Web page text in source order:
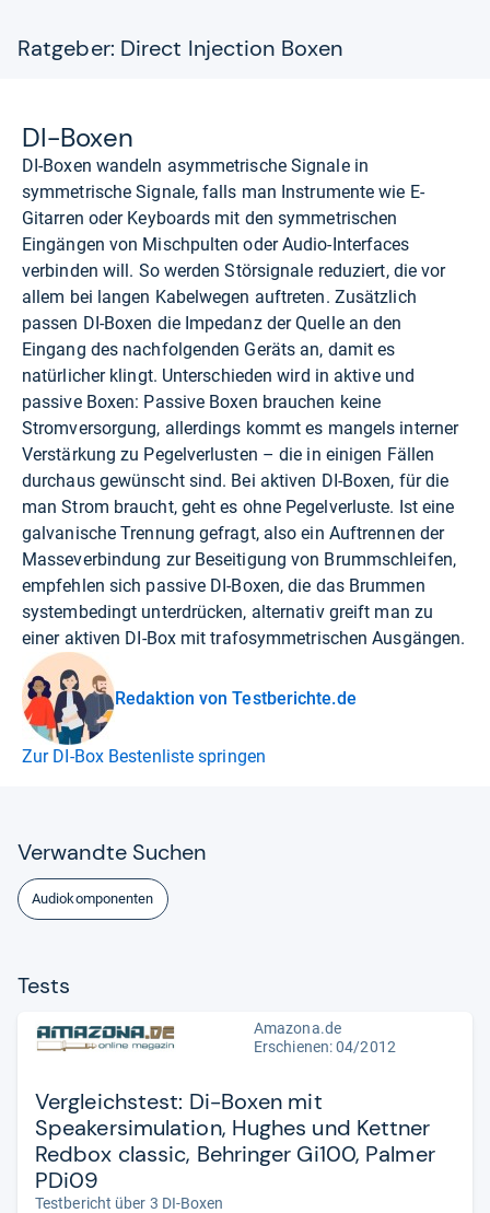
Ratgeber: Direct Injection Boxen
DI-​Boxen
DI-Boxen wandeln asymmetrische Signale in
symmetrische Signale, falls man Instrumente wie E-
Gitarren oder Keyboards mit den symmetrischen
Eingängen von Mischpulten oder Audio-Interfaces
verbinden will. So werden Störsignale reduziert, die vor
allem bei langen Kabelwegen auftreten. Zusätzlich
passen DI-Boxen die Impedanz der Quelle an den
Eingang des nachfolgenden Geräts an, damit es
natürlicher klingt. Unterschieden wird in aktive und
passive Boxen: Passive Boxen brauchen keine
Stromversorgung, allerdings kommt es mangels interner
Verstärkung zu Pegelverlusten – die in einigen Fällen
durchaus gewünscht sind. Bei aktiven DI-Boxen, für die
man Strom braucht, geht es ohne Pegelverluste. Ist eine
galvanische Trennung gefragt, also ein Auftrennen der
Masseverbindung zur Beseitigung von Brummschleifen,
empfehlen sich passive DI-Boxen, die das Brummen
systembedingt unterdrücken, alternativ greift man zu
einer aktiven DI-Box mit trafosymmetrischen Ausgängen.
Redaktion von Testberichte.de
Zur DI-Box Bestenliste springen
Ver­wandte Suchen
Audiokomponenten
Tests
Amazona.de
Erschienen: 04/2012
Vergleichstest: Di-Boxen mit
Speakersimulation, Hughes und Kettner
Redbox classic, Behringer Gi100, Palmer
PDi09
Testbericht über 3 DI-Boxen